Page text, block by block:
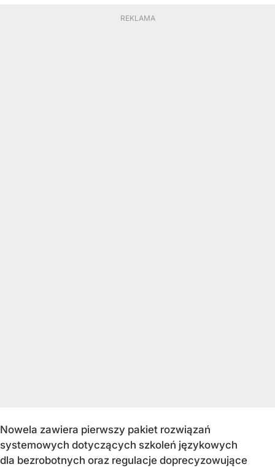
Nowela zawiera pierwszy pakiet rozwiązań
systemowych dotyczących szkoleń językowych
dla bezrobotnych oraz regulacje doprecyzowujące